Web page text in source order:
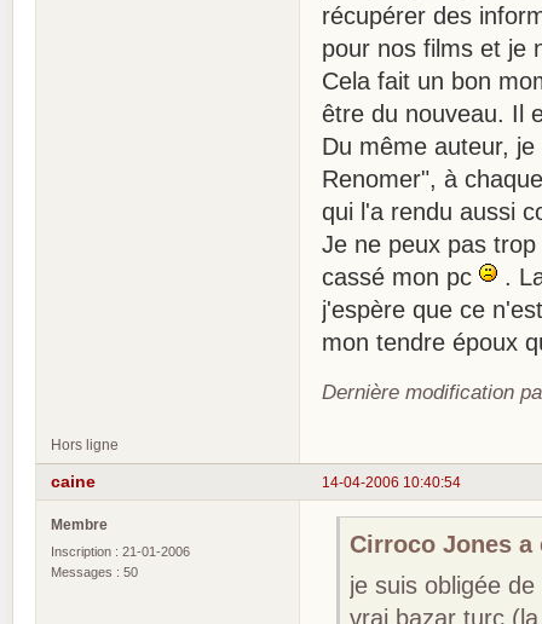
récupérer des
pour nos films et je
Cela fait un bon
être du nouveau. Il
Du même auteur,
Renomer", à
qui l'a rendu aussi
Je ne peux pas
cassé mon pc
.
j'espère que ce
mon tendre époux
Dernière modification
Hors ligne
14-04-2006 10:40:54
caine
Membre
Inscription : 21-01-2006
Messages : 50
Cirroco Jones a
je suis obligée
vrai bazar turc